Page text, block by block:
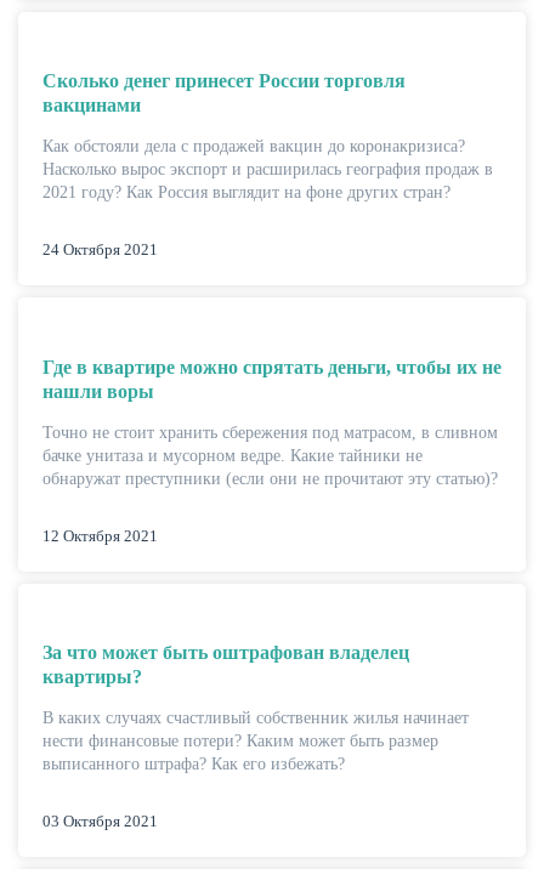
ЖУРНАЛ
Сколько денег принесет России торговля
вакцинами
Как обстояли дела с продажей вакцин до коронакризиса?
Насколько вырос экспорт и расширилась география продаж в
2021 году? Как Россия выглядит на фоне других стран?
24 Октября 2021
Где в квартире можно спрятать деньги, чтобы их не
нашли воры
Точно не стоит хранить сбережения под матрасом, в сливном
бачке унитаза и мусорном ведре. Какие тайники не
обнаружат преступники (если они не прочитают эту статью)?
12 Октября 2021
За что может быть оштрафован владелец
квартиры?
В каких случаях счастливый собственник жилья начинает
нести финансовые потери? Каким может быть размер
выписанного штрафа? Как его избежать?
03 Октября 2021